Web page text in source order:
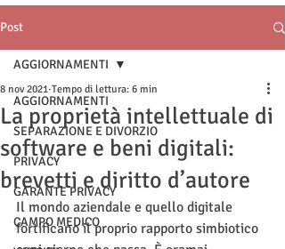
Post
AGGIORNAMENTI
SEPARAZIONE E DIVORZIO
PRIVACY
GARANTE PRIVACY
CAMPO MEDICO
AGGIORNAMENTI
La proprietà intellettuale di
software e beni digitali:
brevetti e diritto d’autore
8 nov 2021 Tempo di lettura: 6 min
Il mondo aziendale e quello digitale
fortificano il proprio rapporto simbiotico